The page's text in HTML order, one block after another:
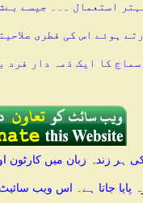
استعمال ۔۔۔ جیسے
ہوئے اس کی فطری
سماج کا ایک ذمہ دار فرد
کی ہر زندہ زبان میں کارٹون
پایا جاتا ہے۔ اس ویب